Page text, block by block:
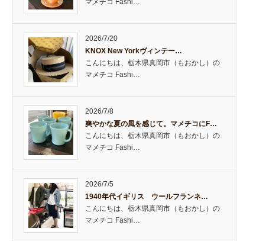
マメチコ Fashi…
2026/7/20
KNOX New Yorkヴィンテー…
こんにちは、栃木県真岡市（もおかし）の
マメチコ Fashi…
2026/7/8
爽やかな夏の風を感じて。マメチコにF…
こんにちは、栃木県真岡市（もおかし）の
マメチコ Fashi…
2026/7/5
1940年代イギリス ウールフランネ…
こんにちは、栃木県真岡市（もおかし）の
マメチコ Fashi…